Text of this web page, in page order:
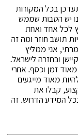
בכל המקורות
יש הטבות שממש
לכל אחד ואחת
תושב חוזר ומה זה
אני ממליץ
ובחזרה לישראל.
זמן וכסף. אחרי
מאוד מייגעים
קבלו את
המידע הדרוש. זה